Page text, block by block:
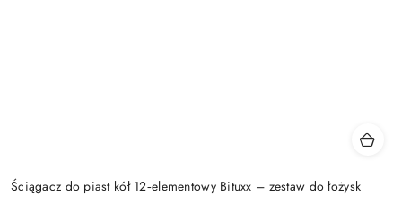
Ściągacz do piast kół 12‑elementowy Bituxx – zestaw do łożysk